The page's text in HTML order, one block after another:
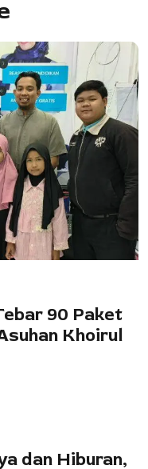
90 Paket
Khoirul
dan Hiburan,